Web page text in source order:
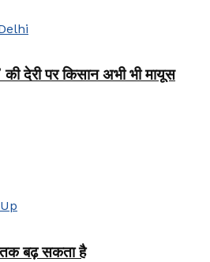
की देरी पर किसान अभी भी मायूस
तक बढ़ सकता है